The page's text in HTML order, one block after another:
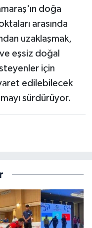
doğa
arasında
uzaklaşmak,
eşsiz doğal
için
edilebilecek
sürdürüyor.